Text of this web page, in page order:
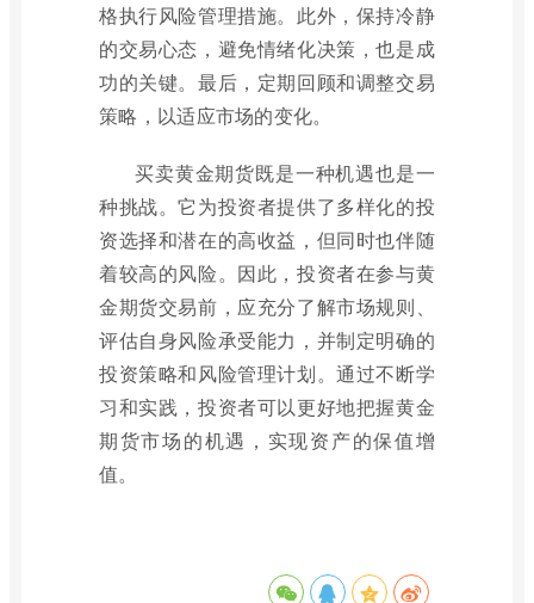
格执行风险管理措施。此外，保持冷静
的交易心态，避免情绪化决策，也是成
功的关键。最后，定期回顾和调整交易
策略，以适应市场的变化。
买卖黄金期货既是一种机遇也是一
种挑战。它为投资者提供了多样化的投
资选择和潜在的高收益，但同时也伴随
着较高的风险。因此，投资者在参与黄
金期货交易前，应充分了解市场规则、
评估自身风险承受能力，并制定明确的
投资策略和风险管理计划。通过不断学
习和实践，投资者可以更好地把握黄金
期货市场的机遇，实现资产的保值增
值。